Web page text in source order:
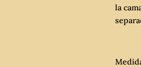
la